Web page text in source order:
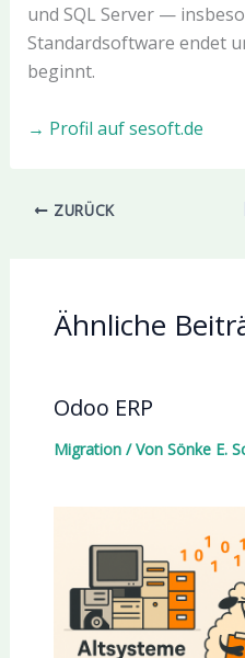
und SQL Server —
Standardsoftware endet
beginnt.
→ Profil auf sesoft.de
ZURÜCK
Ähnliche
Odoo ERP
Migration/ Von Sönke E.